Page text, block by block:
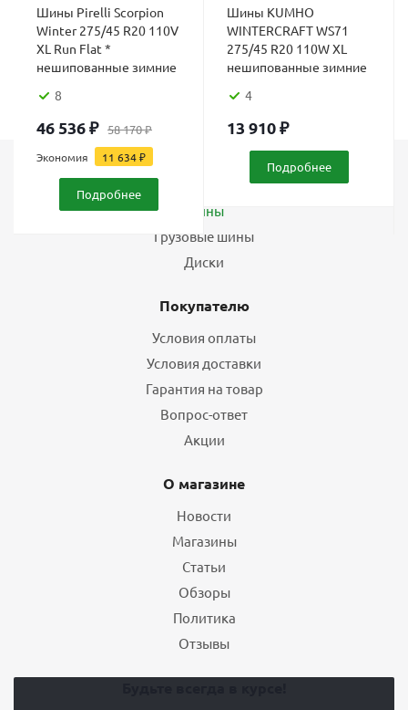
Шины Pirelli Scorpion
Winter 275/45 R20 110V
XL Run Flat *
нешипованные зимние
8
46 536₽ 58 170₽
Экономия 11 634₽
Подробнее
Шины KUMHO
WINTERCRAFT WS71
275/45 R20 110W XL
нешипованные зимние
4
13 910₽
Подробнее
Шины
Грузовые шины
Диски
Покупателю
Условия оплаты
Условия доставки
Гарантия на товар
Вопрос-ответ
Акции
О магазине
Новости
Магазины
Статьи
Обзоры
Политика
Отзывы